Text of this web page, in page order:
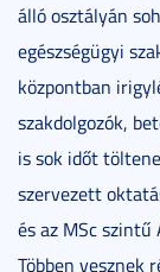
álló osztályán
egészségügyi
központban
szakdolgozók,
is sok időt
szervezett
és az MSc
Többen vesznek